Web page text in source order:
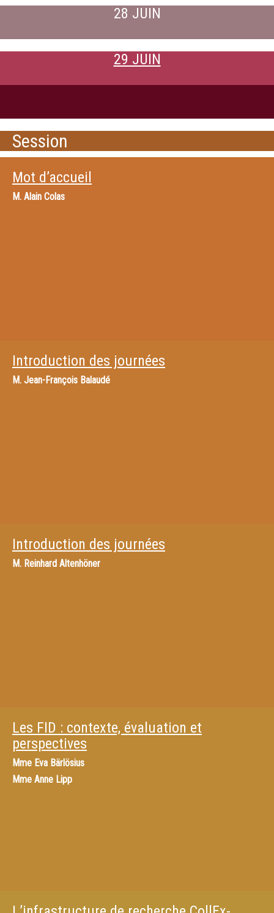
28 JUIN
29 JUIN
Session
Mot d’accueil
M. Alain Colas
Introduction des journées
M. Jean-François Balaudé
Introduction des journées
M. Reinhard Altenhöner
Les FID : contexte, évaluation et
perspectives
Mme Eva Bärlösius
Mme Anne Lipp